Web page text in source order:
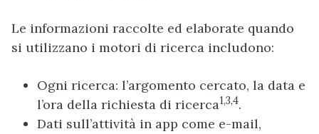
Le informazioni raccolte ed elaborate quando
si utilizzano i motori di ricerca includono:
Ogni ricerca: l’argomento cercato, la data e
l’ora della richiesta di ricerca1,3,4.
Dati sull’attività in app come e-mail,